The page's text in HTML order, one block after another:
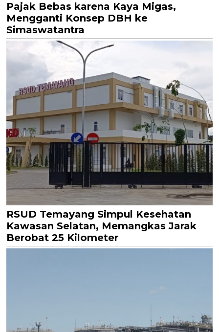
Pajak Bebas karena Kaya Migas,
Mengganti Konsep DBH ke
Simaswatantra
RSUD Temayang Simpul Kesehatan
Kawasan Selatan, Memangkas Jarak
Berobat 25 Kilometer